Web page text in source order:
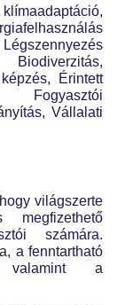
Érintett
Vállalati
világszerte
megfizethető
számára.
a fenntartható
valamint a